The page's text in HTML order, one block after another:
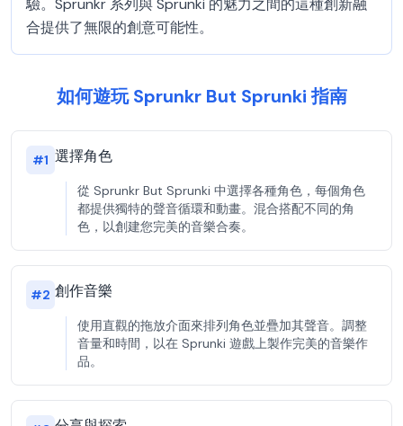
驗。Sprunkr 系列與 Sprunki 的魅力之間的這種創新融
合提供了無限的創意可能性。
如何遊玩 Sprunkr But Sprunki 指南
#1 選擇角色
從 Sprunkr But Sprunki 中選擇各種角色，每個角色
都提供獨特的聲音循環和動畫。混合搭配不同的角
色，以創建您完美的音樂合奏。
#2 創作音樂
使用直觀的拖放介面來排列角色並疊加其聲音。調整
音量和時間，以在 Sprunki 遊戲上製作完美的音樂作
品。